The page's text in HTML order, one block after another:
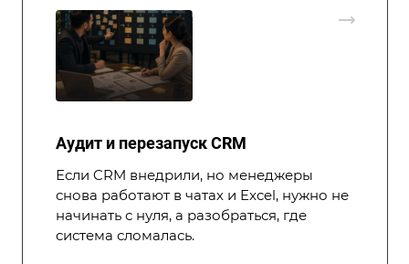
Аудит и перезапуск CRM
Если CRM внедрили, но менеджеры
снова работают в чатах и Excel, нужно не
начинать с нуля, а разобраться, где
система сломалась.